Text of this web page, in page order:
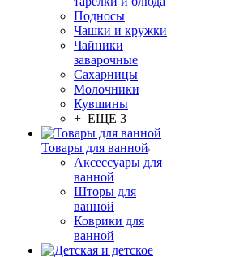
Подносы
Чашки и кружки
Чайники
заварочные
Сахарницы
Молочники
Кувшины
+ ЕЩЕ 3
Товары для ванной
Аксессуары для
ванной
Шторы для
ванной
Коврики для
ванной